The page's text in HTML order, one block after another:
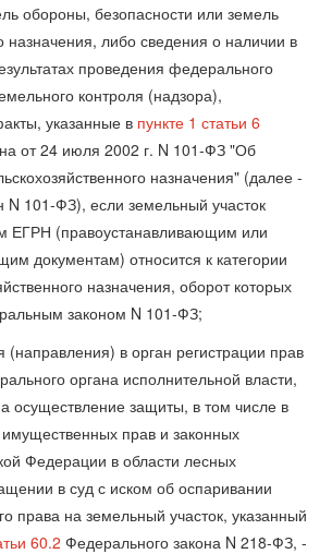
обороны, безопасности или земель
назначения, либо сведения о наличии в
проведения федерального
контроля (надзора),
указанные в пункте 1 статьи 6
от 24 июля 2002 г. N 101-ФЗ "Об
назначения" (далее -
N 101-ФЗ), если земельный участок
ЕГРН (правоустанавливающим или
документам) относится к категории
назначения, оборот которых
законом N 101-ФЗ;
(направления) в орган регистрации прав
органа исполнительной власти,
осуществление защиты, в том числе в
прав и законных
Федерации в области лесных
в суд с иском об оспаривании
права на земельный участок, указанный
60.2 Федерального закона N 218-ФЗ, -